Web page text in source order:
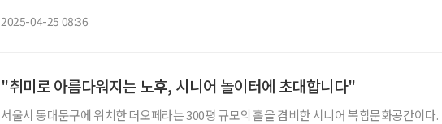
2025-04-25 08:36
"취미로 아름다워지는 노후, 시니어 놀이터에 초대합니다"
서울시 동대문구에 위치한 더오페라는 300평 규모의 홀을 겸비한 시니어 복합문화공간이다.